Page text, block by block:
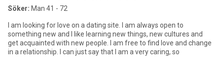
Söker: Man 41 - 72
I am looking for love on a dating site. I am always open to
something new and I like learning new things, new cultures and
get acquainted with new people. I am free to find love and change
in a relationship. I can just say that I am a very caring, so